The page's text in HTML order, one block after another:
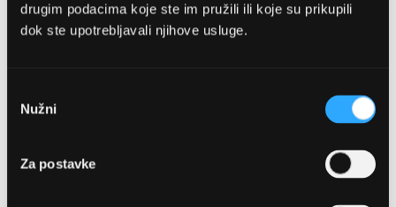
drugim podacima koje ste im pružili ili koje su prikupili
dok ste upotrebljavali njihove usluge.
pristanka
Nužni
Za postavke